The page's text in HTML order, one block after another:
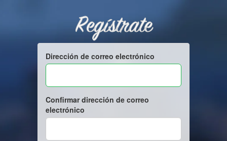
Regístrate
Dirección de correo electrónico
Confirmar dirección de correo
electrónico